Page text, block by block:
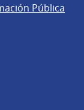
Pública